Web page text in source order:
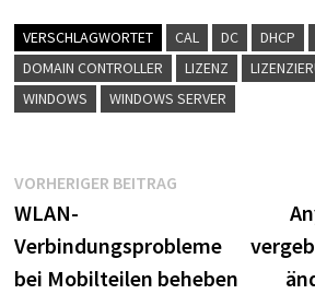
VERSCHLAGWORTET CAL DC DHCP
DOMAIN CONTROLLER
LIZENZ
WINDOWS
WINDOWS SERVER
Beitragsnavigation
VORHERIGER BEITRAGVorheriger
WLAN-
Verbindungsprobleme
bei Mobilteilen beheben